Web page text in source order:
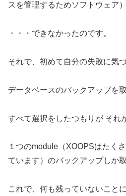
スを管理するためソフトウェア）
・・・できなかったのです。
それで、初めて自分の失敗に気
データベースのバックアップを取
すべて選択をしたつもりが それ
１つのmodule（XOOPSはたく
ています）のバックアップしか
これで、何も残っていないこと